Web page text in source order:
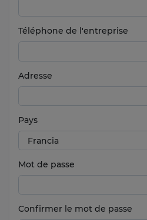
Téléphone de l'entreprise
Adresse
Pays
Mot de passe
Confirmer le mot de passe